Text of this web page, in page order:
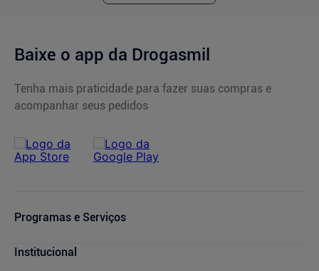
Baixe o app da Drogasmil
Tenha mais praticidade para fazer suas compras e
acompanhar seus pedidos
Programas e Serviços
Cupons de Desconto
Institucional